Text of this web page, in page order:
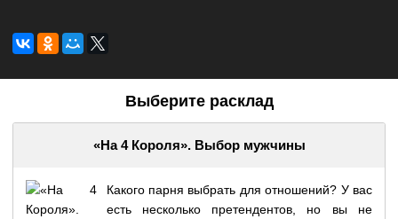
Выберите расклад
«На 4 Короля». Выбор мужчины
Какого парня выбрать для отношений? У вас
есть несколько претендентов, но вы не